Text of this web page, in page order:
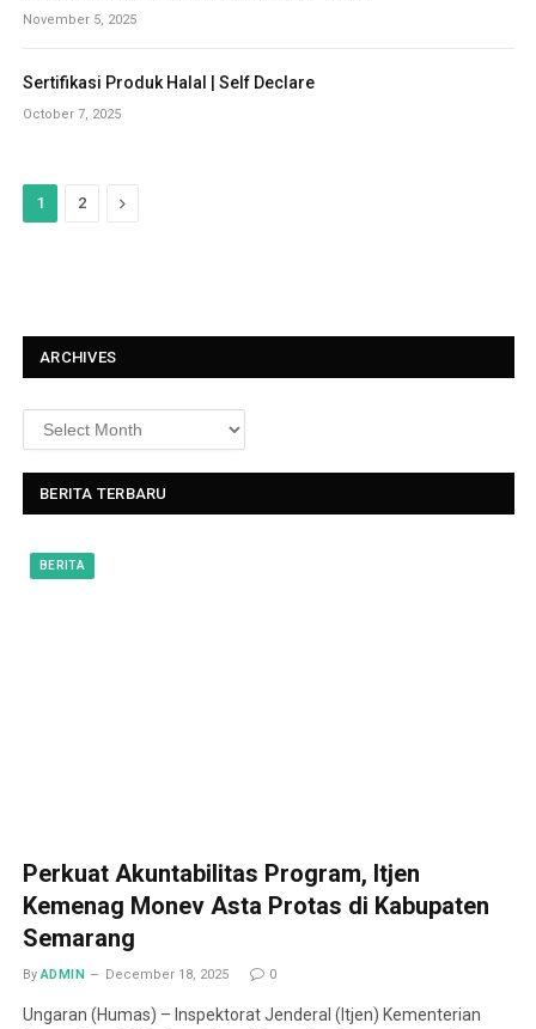
November 5, 2025
Sertifikasi Produk Halal | Self Declare
October 7, 2025
1 2
N
ARCHIVES
BERITA TERBARU
BERITA
Perkuat Akuntabilitas Program, Itjen
Kemenag Monev Asta Protas di Kabupaten
Semarang
By ADMIN December 18, 2025 0
Ungaran (Humas) – Inspektorat Jenderal (Itjen) Kementerian